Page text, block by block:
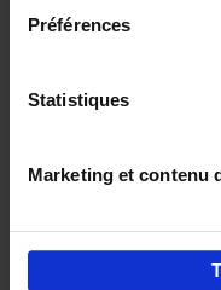
Préférences
Statistiques
Marketing et contenu